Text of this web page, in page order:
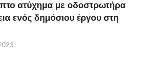
ατύχημα με οδοστρωτήρα
ενός δημόσιου έργου στη